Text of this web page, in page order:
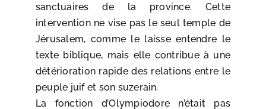
sanctuaires de la province. Cette
intervention ne vise pas le seul temple de
Jérusalem, comme le laisse entendre le
texte biblique, mais elle contribue à une
détérioration rapide des relations entre le
peuple juif et son suzerain.
La fonction d’Olympiodore n’était pas